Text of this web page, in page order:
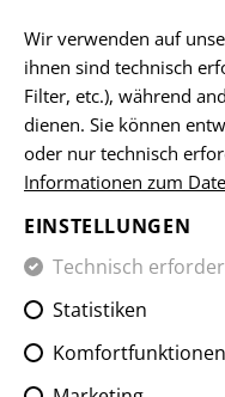
HOME KLEIDUNG
P12 ELBOW
Wir verwenden auf
ihnen sind technisch
Filter, etc.), während
dienen. Sie können
oder nur technisch
Informationen zum
EINSTELLUNGEN
Technisch
Statistiken
Komfortfunktionen